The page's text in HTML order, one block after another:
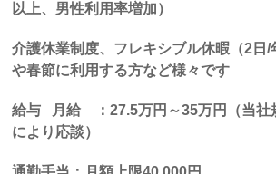
以上、男性利用率増加）
介護休業制度、フレキシブル休暇（2 日/
や春節に利用する方など様々です
給与 月給 ：27.5万円～35万円（当社
により応談）